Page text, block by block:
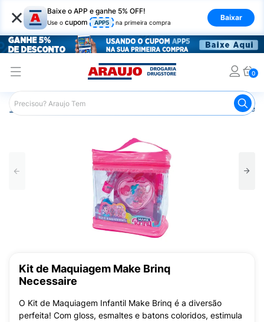
× Baixe o APP e ganhe 5% OFF!
Use o cupom APP5 na primeira compra
Baixar
0
Araujo Infantil Kit de
Kit de Maquiagem Make Brinq
Necessaire
O Kit de Maquiagem Infantil Make Brinq é a diversão
perfeita! Com gloss, esmaltes e batons coloridos, estimula